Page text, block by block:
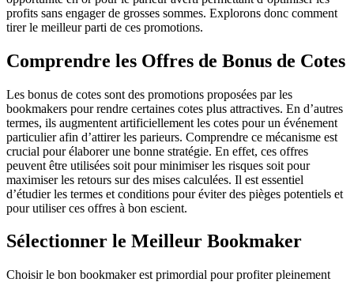
profits sans engager de grosses sommes. Explorons donc comment
tirer le meilleur parti de ces promotions.
Comprendre les Offres de Bonus de Cotes
Les bonus de cotes sont des promotions proposées par les
bookmakers pour rendre certaines cotes plus attractives. En d’autres
termes, ils augmentent artificiellement les cotes pour un événement
particulier afin d’attirer les parieurs. Comprendre ce mécanisme est
crucial pour élaborer une bonne stratégie. En effet, ces offres
peuvent être utilisées soit pour minimiser les risques soit pour
maximiser les retours sur des mises calculées. Il est essentiel
d’étudier les termes et conditions pour éviter des pièges potentiels et
pour utiliser ces offres à bon escient.
Sélectionner le Meilleur Bookmaker
Choisir le bon bookmaker est primordial pour profiter pleinement